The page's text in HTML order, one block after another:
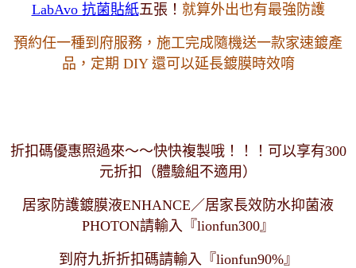
LabAvo 抗菌貼紙五張！ 就算外出也有最強防護
預約任一種到府服務，施工完成隨機送一款家速鍍產
品 ，定期 DIY 還可以延長鍍膜時效唷
折扣碼優惠照過來～～快快複製哦！！！可以享有300
元折扣（體驗組不適用）
居家防護鍍膜液ENHANCE／居家長效防水抑菌液
PHOTON請輸入『lionfun300』
到府九折折扣碼請輸入『lionfun90%』